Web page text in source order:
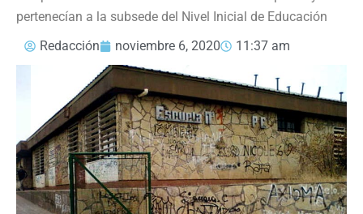
pertenecían a la subsede del Nivel Inicial de Educación
Redacción
noviembre 6, 2020 11:37 am